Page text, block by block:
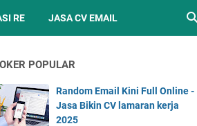
RE JASA CV EMAIL
POPULAR
Random Email Kini Full Online -
Jasa Bikin CV lamaran kerja
2025